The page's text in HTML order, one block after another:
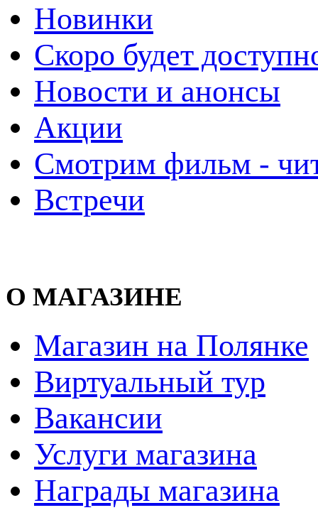
Новинки
Скоро будет
Новости и анонсы
Акции
Смотрим фильм -
Встречи
О МАГАЗИНЕ
Магазин на Полянке
Виртуальный тур
Вакансии
Услуги магазина
Награды магазина